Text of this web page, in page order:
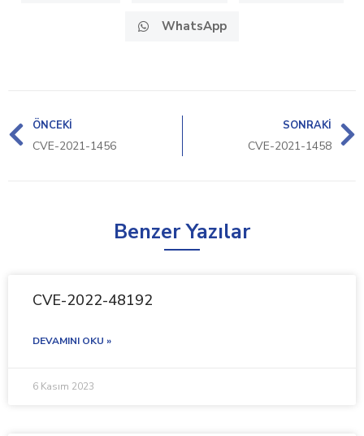
WhatsApp
ÖNCEKI
CVE-2021-1456
SONRAKI
CVE-2021-1458
Benzer Yazılar
CVE-2022-48192
DEVAMINI OKU »
6 Kasım 2023